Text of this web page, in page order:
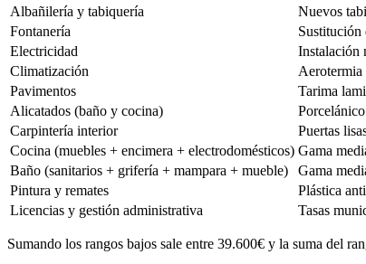
Albañilería y tabiquería
Nuevos
Fontanería
Sustitución
Electricidad
Instalación
Climatización
Aerotermia
Pavimentos
Tarima
Alicatados (baño y cocina)
Carpintería interior
Puertas
Cocina (muebles + encimera + electrodomésticos) Gama
Baño (sanitarios + grifería + mampara + mueble)
Gama
Pintura y remates
Plástica
Licencias y gestión administrativa
Tasas
Sumando los rangos bajos sale entre 39.600€ y la suma del